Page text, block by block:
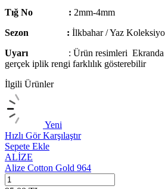
Tığ No : 2mm-4mm
Sezon : İlkbahar / Yaz
Uyarı
: Ürün resimleri
gerçek iplik rengi farklılık gösterebilir
İlgili Ürünler
Yeni
Hızlı GörKarşılaştır
Sepete Ekle
ALİZE
Alize Cotton Gold 964